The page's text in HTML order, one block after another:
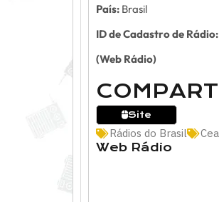
País: Brasil
ID de Cadastro de Rádio:
(Web Rádio)
Site
Rádios do Brasil
Web Rádio